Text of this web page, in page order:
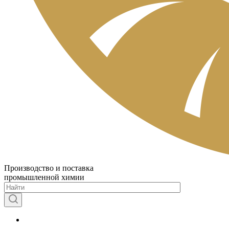
Производство и поставка
промышленной химии